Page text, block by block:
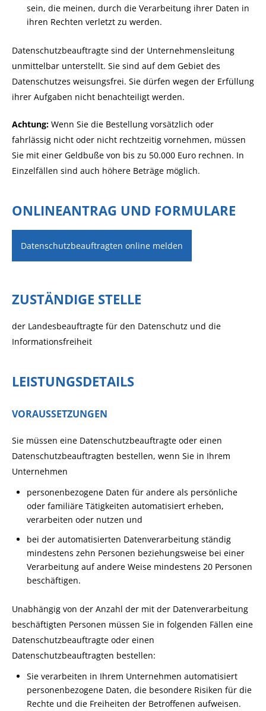
sein, die meinen, durch die Verarbeitung ihrer Daten in
ihren Rechten verletzt zu werden.
Datenschutzbeauftragte sind der Unternehmensleitung
unmittelbar unterstellt. Sie sind auf dem Gebiet des
Datenschutzes weisungsfrei. Sie dürfen wegen der Erfüllung
ihrer Aufgaben nicht benachteiligt werden.
Achtung: Wenn Sie die Bestellung vorsätzlich oder
fahrlässig nicht oder nicht rechtzeitig vornehmen, müssen
Sie mit einer Geldbuße von bis zu 50.000 Euro rechnen. In
Einzelfällen sind auch höhere Beträge möglich.
ONLINEANTRAG UND FORMULARE
Datenschutzbeauftragten online melden
ZUSTÄNDIGE STELLE
der Landesbeauftragte für den Datenschutz und die
Informationsfreiheit
LEISTUNGSDETAILS
VORAUSSETZUNGEN
Sie müssen eine Datenschutzbeauftragte oder einen
Datenschutzbeauftragten bestellen, wenn Sie in Ihrem
Unternehmen
personenbezogene Daten für andere als persönliche
oder familiäre Tätigkeiten automatisiert erheben,
verarbeiten oder nutzen und
bei der automatisierten Datenverarbeitung ständig
mindestens zehn Personen beziehungsweise bei einer
Verarbeitung auf andere Weise mindestens 20 Personen
beschäftigen.
Unabhängig von der Anzahl der mit der Datenverarbeitung
beschäftigten Personen müssen Sie in folgenden Fällen eine
Datenschutzbeauftragte oder einen
Datenschutzbeauftragten bestellen:
Sie verarbeiten in Ihrem Unternehmen automatisiert
personenbezogene Daten, die besondere Risiken für die
Rechte und die Freiheiten der Betroffenen aufweisen.